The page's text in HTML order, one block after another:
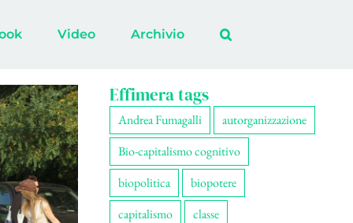
Video Archivio
Effimera tags
Andrea Fumagalli
autorganizzazione
Bio-capitalismo cognitivo
biopolitica
biopotere
capitalismo
classe